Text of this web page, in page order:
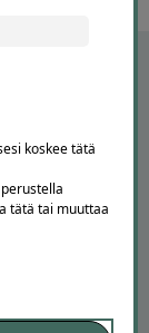
koskee tätä
tätä tai muuttaa